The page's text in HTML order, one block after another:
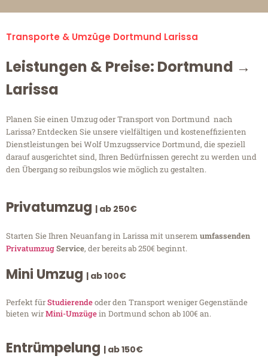
Transporte & Umzüge Dortmund Larissa
Leistungen & Preise: Dortmund →
Larissa
Planen Sie einen Umzug oder Transport von Dortmund nach
Larissa? Entdecken Sie unsere vielfältigen und kosteneffizienten
Dienstleistungen bei Wolf Umzugsservice Dortmund, die speziell
darauf ausgerichtet sind, Ihren Bedürfnissen gerecht zu werden und
den Übergang so reibungslos wie möglich zu gestalten.
Privatumzug | ab 250€
Starten Sie Ihren Neuanfang in Larissa mit unserem umfassenden
PrivatumzugService, der bereits ab 250€ beginnt.
Mini Umzug | ab 100€
Perfekt fürStudierendeoder den Transport weniger Gegenstände
bieten wirMini-Umzügein Dortmund schon ab 100€ an.
Entrümpelung | ab 150€